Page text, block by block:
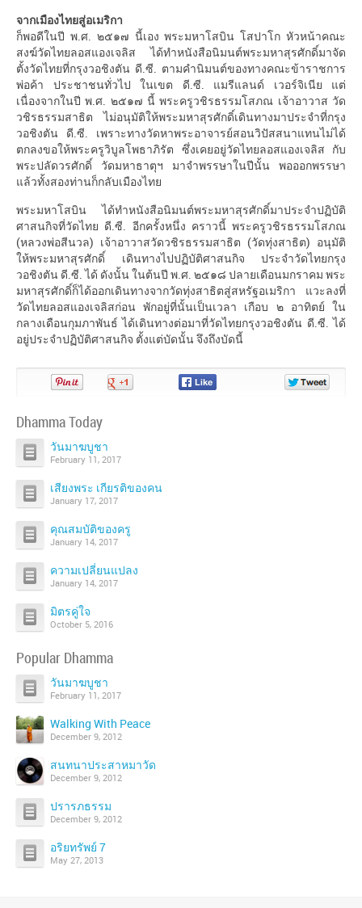
จากเมืองไทยสู่อเมริกา
ก็พอดีในปี พ.ศ. ๒๕๑๗ นี้เอง พระมหาโสบิน โสปาโก หัวหน้าคณะ
สงฆ์วัดไทยลอสแองเจลิส ได้ทำหนังสือนิมนต์พระมหาสุรศักดิ์มาจัด
ตั้งวัดไทยที่กรุงวอชิงตัน ดี.ซี. ตามคำนิมนต์ของทางคณะข้าราชการ
พ่อค้า ประชาชนทั่วไป ในเขต ดี.ซี. แมรีแลนด์ เวอร์จิเนีย แต่
เนื่องจากในปี พ.ศ. ๒๕๑๗ นี้ พระครูวชิรธรรมโสภณ เจ้าอาวาส วัด
วชิรธรรมสาธิต ไม่อนุมัติให้พระมหาสุรศักดิ์เดินทางมาประจำที่กรุง
วอชิงตัน ดี.ซี. เพราะทางวัดหาพระอาจารย์สอนวิปัสสนาแทนไม่ได้
ตกลงขอให้พระครูวิบูลโพธาภิรัต ซึ่งเคยอยู่วัดไทยลอสแองเจลิส กับ
พระปลัดวรศักดิ์ วัดมหาธาตุฯ มาจำพรรษาในปีนั้น พอออกพรรษา
แล้วทั้งสองท่านก็กลับเมืองไทย
พระมหาโสบิน ได้ทำหนังสือนิมนต์พระมหาสุรศักดิ์มาประจำปฏิบัติ
ศาสนกิจที่วัดไทย ดี.ซี. อีกครั้งหนึ่ง คราวนี้ พระครูวชิรธรรมโสภณ
(หลวงพ่อสีนวล) เจ้าอาวาสวัดวชิรธรรมสาธิต (วัดทุ่งสาธิต) อนุมัติ
ให้พระมหาสุรศักดิ์ เดินทางไปปฏิบัติศาสนกิจ ประจำวัดไทยกรุง
วอชิงตัน ดี.ซี. ได้ ดังนั้น ในต้นปี พ.ศ. ๒๕๑๘ ปลายเดือนมกราคม พระ
มหาสุรศักดิ์ก็ได้ออกเดินทางจากวัดทุ่งสาธิตสู่สหรัฐอเมริกา แวะลงที่
วัดไทยลอสแองเจลิสก่อน พักอยู่ที่นั้นเป็นเวลา เกือบ ๒ อาทิตย์ ใน
กลางเดือนกุมภาพันธ์ ได้เดินทางต่อมาที่วัดไทยกรุงวอชิงตัน ดี.ซี. ได้
อยู่ประจำปฏิบัติศาสนกิจ ตั้งแต่บัดนั้น จึงถึงบัดนี้
Share
Dhamma Today
วันมาฆบูชา
February 11, 2017
เสียงพระ เกียรติของคน
January 17, 2017
คุณสมบัติของครู
January 14, 2017
ความเปลี่ยนแปลง
January 14, 2017
มิตรคู่ใจ
October 5, 2016
Popular Dhamma
วันมาฆบูชา
February 11, 2017
Walking With Peace
December 9, 2012
สนทนาประสาหมาวัด
December 9, 2012
ปรารภธรรม
December 9, 2012
อริยทรัพย์ 7
May 27, 2013